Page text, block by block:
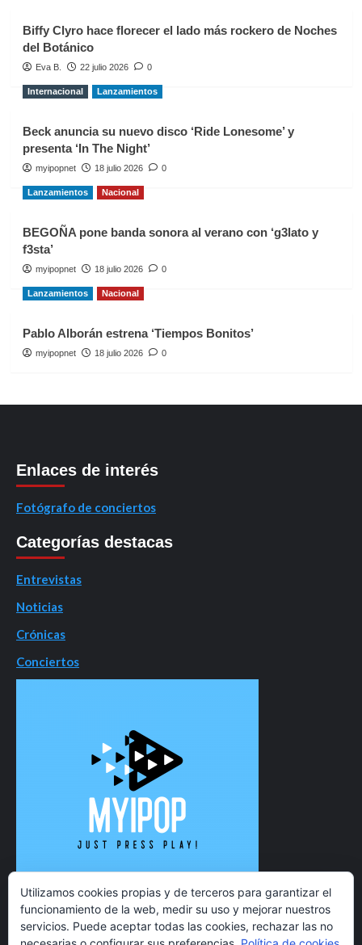
Biffy Clyro hace florecer el lado más rockero de Noches
del Botánico
Eva B. 22 julio 2026 0
Internacional Lanzamientos
Beck anuncia su nuevo disco ‘Ride Lonesome’ y
presenta ‘In The Night’
myipopnet 18 julio 2026 0
Lanzamientos Nacional
BEGOÑA pone banda sonora al verano con ‘g3lato y
f3sta’
myipopnet 18 julio 2026 0
Lanzamientos Nacional
Pablo Alborán estrena ‘Tiempos Bonitos’
myipopnet 18 julio 2026 0
Enlaces de interés
Fotógrafo de conciertos
Categorías destacas
Entrevistas
Noticias
Crónicas
Conciertos
Utilizamos cookies propias y de terceros para garantizar el
funcionamiento de la web, medir su uso y mejorar nuestros
servicios. Puede aceptar todas las cookies, rechazar las no